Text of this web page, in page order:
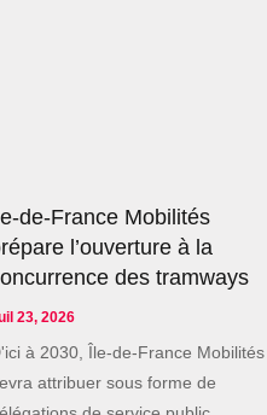
de-France Mobilités
l’ouverture à la
des tramways
23, 2026
à 2030, Île-de-France Mobilités
attribuer sous forme de